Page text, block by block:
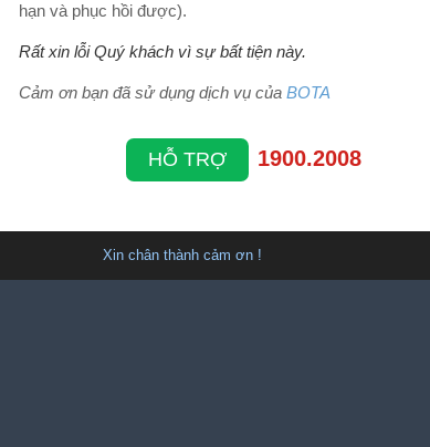
hạn và phục hồi được).
Rất xin lỗi Quý khách vì sự bất tiện này.
Cảm ơn bạn đã sử dụng dịch vụ của BOTA
HỖ TRỢ 1900.2008
Xin chân thành cảm ơn !